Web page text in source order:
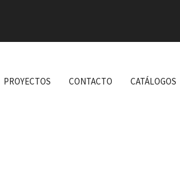
PROYECTOS CONTACTO CATÁLOGOS